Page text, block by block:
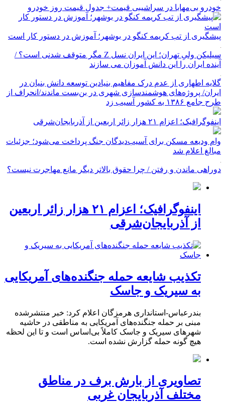
خودرو بی‌مهابا در سراشیبی قیمت+ جدول قیمت روز خودرو
پیشگیری از تب کریمه کنگو در بوشهر؛ آموزش در دستور کار است
سیلیکن ولیِ تهران؛ این ایران نسل Z مگر متوقف شدنی است؟ /
آینده ایران را این دانش آموزان می سازند
گلایه اطهاری از عدم درک مفاهیم بنیادین توسعه دانش بنیان در
ایران/ پروژه‌های هوشمندسازی شهری در بن‌بست ماندند/انحراف از
طرح جامع ۱۳۸۶ به کشور آسیب زد
اینفوگرافیک؛ اعزام ۲۱ هزار زائر اربعین از آذربایجان‌شرقی
وام ودیعه مسکن برای آسیب‌دیدگان جنگ پرداخت می‌شود؛ جزئیات
مبالغ اعلام شد
دوراهی ماندن و رفتن / چرا حقوق بالاتر دیگر مانع مهاجرت نیست؟
اینفوگرافیک؛ اعزام ۲۱ هزار زائر اربعین
از آذربایجان‌شرقی
تکذیب شایعه حمله جنگنده‌های آمریکایی
به سیریک و جاسک
بندرعباس-استانداری هرمزگان اعلام کرد: خبر منتشرشده
مبنی بر حمله جنگنده‌های آمریکایی به مناطقی در حاشیه
شهرهای سیریک و جاسک کاملاً بی‌اساس است و تا این لحظه
هیچ گونه حمله گزارش نشده است.
تصاویری از بارش برف در مناطق
مختلف آذربایجان غربی